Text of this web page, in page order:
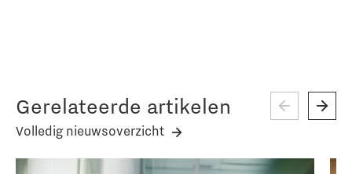
Gerelateerde artikelen
Volledig nieuwsoverzicht